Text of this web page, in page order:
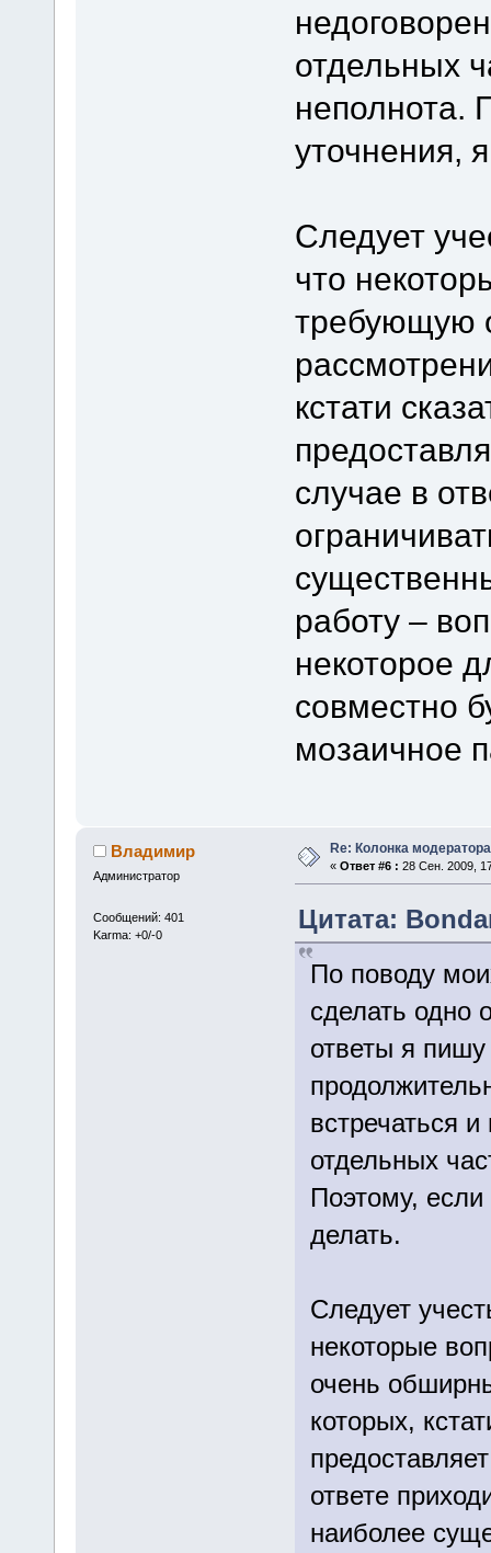
отдельных
неполнота.
уточнения,
Следует
что
требующую
кстати
случае в
работу –
некоторое
совместно
мозаичное
Владимир
Администратор
Сообщений: 401
Karma: +0/-0
Re: Колонка модератора
« Ответ #6 : 28 Сен. 2009,
Цитата:
По поводу
сделать одно
ответы я пишу
встречаться
отдельных
Поэтому, если
делать.
Следует
некоторые
очень
которых,
ответе
наиболее